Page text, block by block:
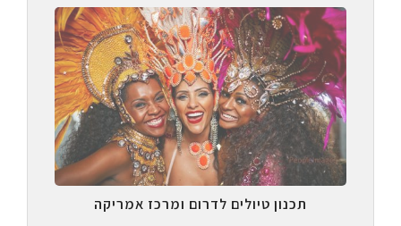
תכנון טיולים לדרום ומרכז אמריקה